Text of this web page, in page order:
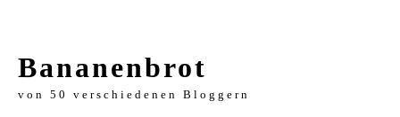
CORPORATE PUBLISHING
BLOG
Bananenbrot
von 50 verschiedenen Bloggern